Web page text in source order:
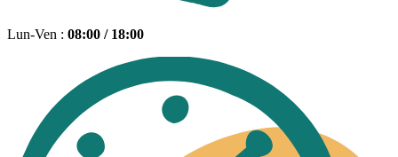
Lun-Ven : 08:00 / 18:00